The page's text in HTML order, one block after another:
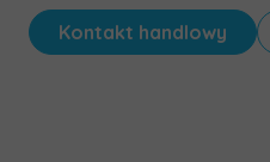
Kontakt handlowy